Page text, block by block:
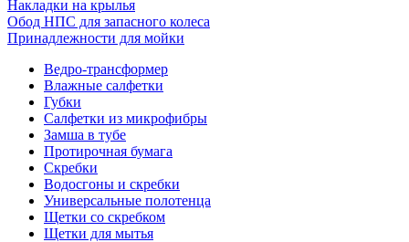
Накладки на крылья
Обод НПС для запасного колеса
Принадлежности для мойки
Ведро-трансформер
Влажные салфетки
Губки
Салфетки из микрофибры
Замша в тубе
Протирочная бумага
Скребки
Водосгоны и скребки
Универсальные полотенца
Щетки со скребком
Щетки для мытья